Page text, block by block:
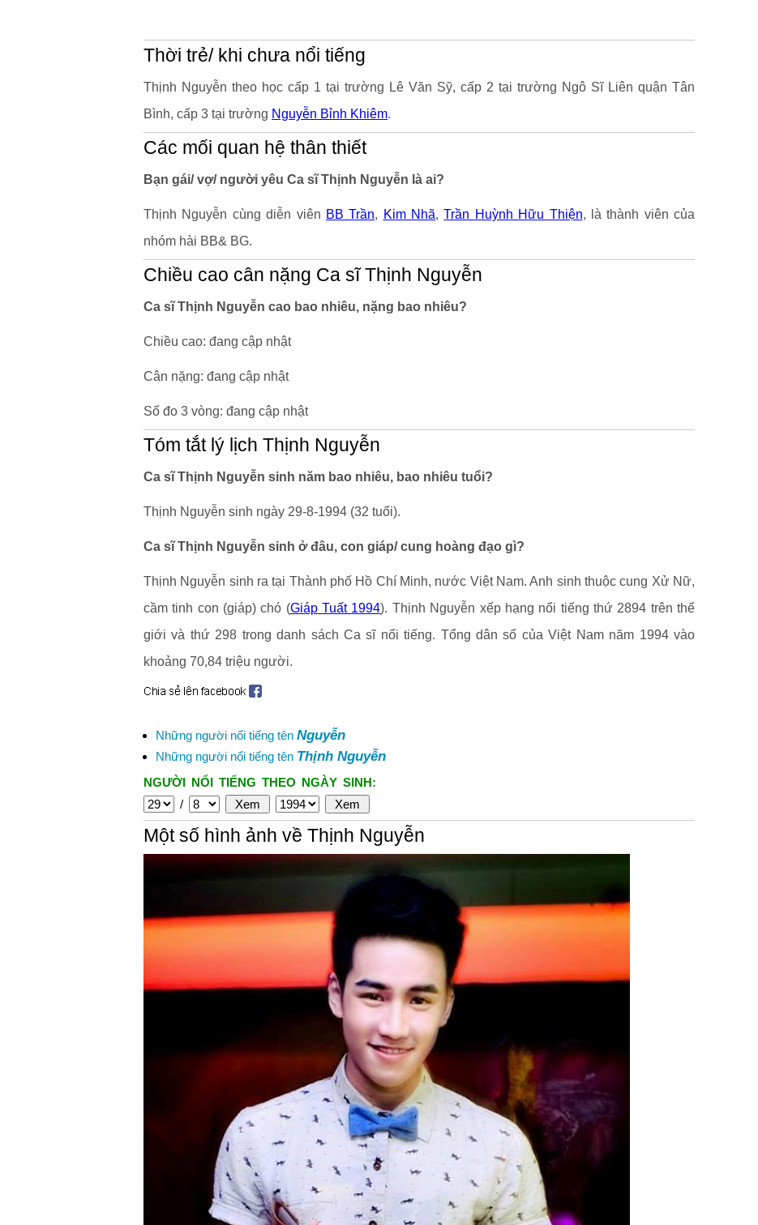
Thời trẻ/ khi chưa nổi tiếng
Thịnh Nguyễn theo học cấp 1 tại trường Lê Văn Sỹ, cấp 2 tại trường Ngô Sĩ Liên quận Tân
Bình, cấp 3 tại trường Nguyễn Bỉnh Khiêm.
Các mối quan hệ thân thiết
Bạn gái/ vợ/ người yêu Ca sĩ Thịnh Nguyễn là ai?
Thịnh Nguyễn cùng diễn viên BB Trần, Kim Nhã,Trần Huỳnh Hữu Thiện, là thành viên của
nhóm hài BB& BG.
Chiều cao cân nặng Ca sĩ Thịnh Nguyễn
Ca sĩ Thịnh Nguyễn cao bao nhiêu, nặng bao nhiêu?
Chiều cao: đang cập nhật
Cân nặng: đang cập nhật
Số đo 3 vòng: đang cập nhật
Tóm tắt lý lịch Thịnh Nguyễn
Ca sĩ Thịnh Nguyễn sinh năm bao nhiêu, bao nhiêu tuổi?
Thịnh Nguyễn sinh ngày 29-8-1994 (32 tuổi).
Ca sĩ Thịnh Nguyễn sinh ở đâu, con giáp/ cung hoàng đạo gì?
Thịnh Nguyễn sinh ra tại Thành phố Hồ Chí Minh, nước Việt Nam. Anh sinh thuộc cung Xử Nữ,
cầm tinh con (giáp) chó (Giáp Tuất 1994). Thịnh Nguyễn xếp hạng nổi tiếng thứ 2894 trên thế
giới và thứ 298 trong danh sách Ca sĩ nổi tiếng. Tổng dân số của Việt Nam năm 1994 vào
khoảng 70,84 triệu người.
Những người nổi tiếng tên Nguyễn
Những người nổi tiếng tên Thịnh Nguyễn
NGƯỜI NỔI TIẾNG THEO NGÀY SINH:
/
Một số hình ảnh về Thịnh Nguyễn